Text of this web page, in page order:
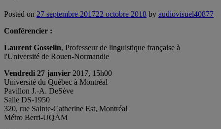
Posted on 27 septembre 201722 octobre 2018 by audiovisuel40877
Conférencier :
Laurent Gosselin, Professeur de linguistique française à
l'Université de Rouen-Normandie
Vendredi 27 janvier 2017, 15h00
Université du Québec à Montréal
Pavillon J.-A. DeSève
Salle DS-1950
320, rue Sainte-Catherine Est, Montréal
Métro Berri-UQAM